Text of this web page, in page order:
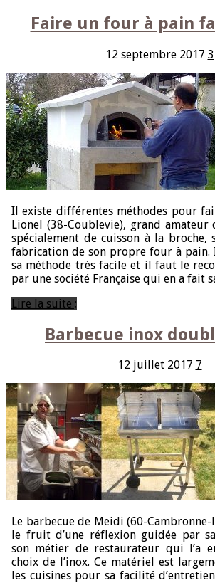
Faire un four à pain
12 septembre 2017 3
Il existe différentes méthodes pour
Lionel (38-Coublevie), grand amateur
spécialement de cuisson à la broche,
fabrication de son propre four à pain.
sa méthode très facile et il faut le
par une société Française qui en a fait
Lire la suite ;
Barbecue inox
12 juillet 2017 7
Le barbecue de Meidi (60-Cambronne-
le fruit d’une réflexion guidée par sa
son métier de restaurateur qui l’a
choix de l’inox. Ce matériel est
les cuisines pour sa facilité